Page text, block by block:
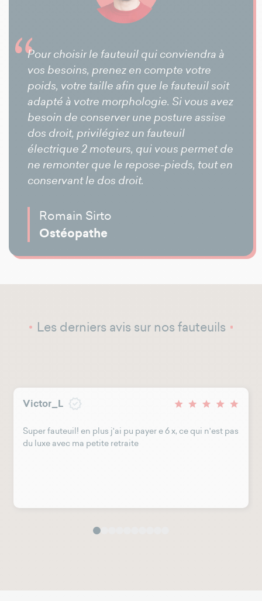
Pour choisir le fauteuil qui conviendra à
vos besoins, prenez en compte votre
poids, votre taille afin que le fauteuil soit
adapté à votre morphologie. Si vous avez
besoin de conserver une posture assise
dos droit, privilégiez un fauteuil
électrique 2 moteurs, qui vous permet de
ne remonter que le repose-pieds, tout en
conservant le dos droit.
Romain Sirto
Ostéopathe
Les derniers avis sur nos fauteuils
Victor_L
Super fauteuil! en plus j'ai pu payer e 6 x, ce qui n'est pas
du luxe avec ma petite retraite